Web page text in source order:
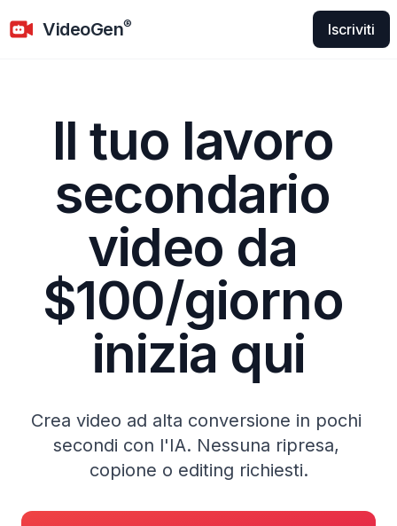
VideoGenVideoGen® Iscriviti
Il tuo lavoro
secondario
video da
$100/giorno
inizia qui
Crea video ad alta conversione in pochi
secondi con l'IA. Nessuna ripresa,
copione o editing richiesti.